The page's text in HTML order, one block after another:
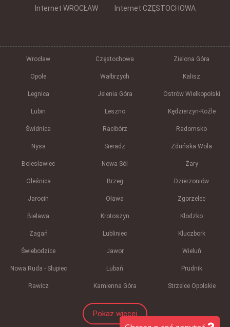
Internet WROCŁAW Internet CZĘSTOCHOWA
Wrocław Częstochowa Zielona Góra
Opole Wałbrzych Kalisz
Legnica Jelenia Góra Ostrów Wielkopolski
Lubin Leszno Kędzierzyn-Koźle
Świdnica Racibórz Radomsko
Nysa Sieradz Zduńska Wola
Bolesławiec Nowa Sól Żary
Oleśnica Brzeg Dzierżoniów
Jarocin Oława Zgorzelec
Bielawa Krotoszyn Kłodzko
Żagań Lubliniec Kluczbork
Świebodzice Jawor Wieluń
Nowa Ruda - Słupiec Lubań Prudnik
Rawicz Kamienna Góra Strzelce Opolskie
Pokaż więcej